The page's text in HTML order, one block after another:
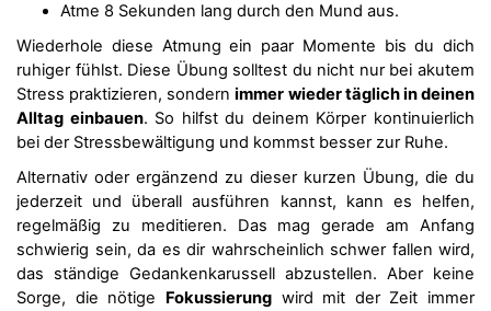
Atme 8 Sekunden lang durch den Mund aus.
Wiederhole diese Atmung ein paar Momente bis du dich
ruhiger fühlst. Diese Übung solltest du nicht nur bei akutem
Stress praktizieren, sondernimmer wieder täglich in deinen
Alltag einbauen. So hilfst du deinem Körper kontinuierlich
bei der Stressbewältigung und kommst besser zur Ruhe.
Alternativ oder ergänzend zu dieser kurzen Übung, die du
jederzeit und überall ausführen kannst, kann es helfen,
regelmäßig zu meditieren. Das mag gerade am Anfang
schwierig sein, da es dir wahrscheinlich schwer fallen wird,
das ständige Gedankenkarussell abzustellen. Aber keine
Sorge, die nötige Fokussierungwird mit der Zeit immer